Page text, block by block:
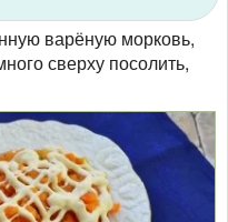
варёную морковь,
сверху посолить,